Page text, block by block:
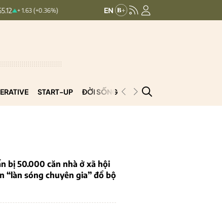
(+0.36%) HNXINDEX: + 0.25 (+0.09%)
START-UP ĐỜI SỐNG PODCAST
bị 50.000 căn nhà ở xã hội
“làn sóng chuyên gia” đổ bộ